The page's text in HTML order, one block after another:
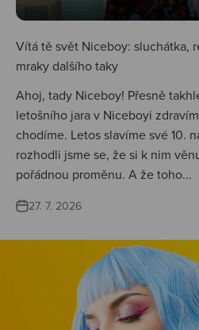
Vítá tě svět Niceboy: sluchátka,
mraky dalšího taky
Ahoj, tady Niceboy! Přesně
letošního jara v Niceboyi
chodíme. Letos slavíme své 10.
rozhodli jsme se, že si k nim
pořádnou proměnu. A že toho...
27. 7. 2026